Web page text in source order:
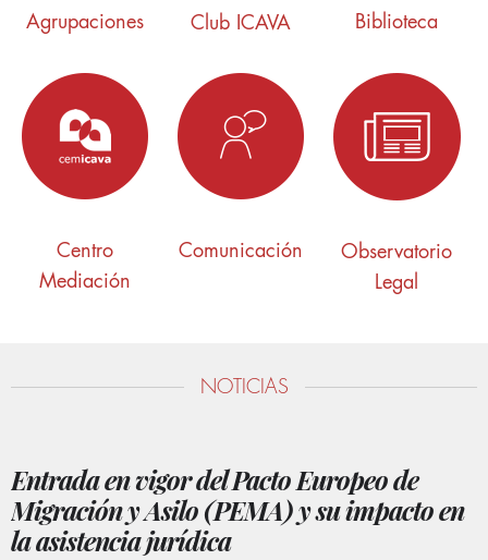
Agrupaciones Club ICAVA Biblioteca
Centro
Mediación
Comunicación
Observatorio
Legal
NOTICIAS
Entrada en vigor del Pacto Europeo de
Migración y Asilo (PEMA) y su impacto en
la asistencia jurídica